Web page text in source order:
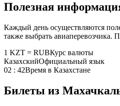
Полезная
Каждый день осуществляются
также выбрать авиаперевозчика.
1 KZT = RUBКурс валюты
КазахскийОфициальный язык
02 : 42Время в Казахстане
Билеты из